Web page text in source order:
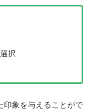
択
印象を与えることがで